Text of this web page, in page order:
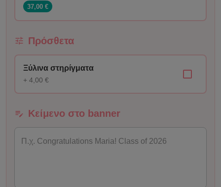
37,00 €
Πρόσθετα
Ξύλινα στηρίγματα
+ 4,00 €
Κείμενο στο banner